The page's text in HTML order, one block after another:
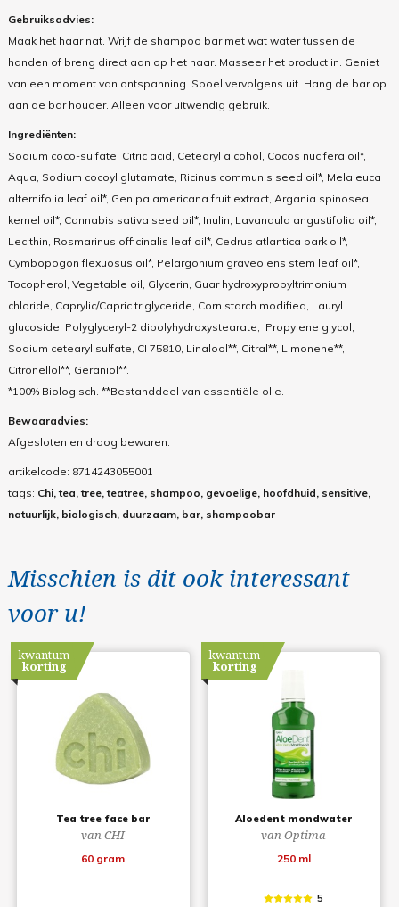
Gebruiksadvies:
Maak het haar nat. Wrijf de shampoo bar met wat water tussen de
handen of breng direct aan op het haar. Masseer het product in. Geniet
van een moment van ontspanning. Spoel vervolgens uit. Hang de bar op
aan de bar houder. Alleen voor uitwendig gebruik.
Ingrediënten:
Sodium coco-sulfate, Citric acid, Cetearyl alcohol, Cocos nucifera oil*,
Aqua, Sodium cocoyl glutamate, Ricinus communis seed oil*, Melaleuca
alternifolia leaf oil*, Genipa americana fruit extract, Argania spinosea
kernel oil*, Cannabis sativa seed oil*, Inulin, Lavandula angustifolia oil*,
Lecithin, Rosmarinus officinalis leaf oil*, Cedrus atlantica bark oil*,
Cymbopogon flexuosus oil*, Pelargonium graveolens stem leaf oil*,
Tocopherol, Vegetable oil, Glycerin, Guar hydroxypropyltrimonium
chloride, Caprylic/Capric triglyceride, Corn starch modified, Lauryl
glucoside, Polyglyceryl-2 dipolyhydroxystearate, Propylene glycol,
Sodium cetearyl sulfate, CI 75810, Linalool**, Citral**, Limonene**,
Citronellol**, Geraniol**.
*100% Biologisch. **Bestanddeel van essentiële olie.
Bewaaradvies:
Afgesloten en droog bewaren.
artikelcode: 8714243055001
tags: Chi, tea, tree, teatree, shampoo, gevoelige, hoofdhuid, sensitive,
natuurlijk, biologisch, duurzaam, bar, shampoobar
Misschien is dit ook interessant
voor u!
Tea tree face bar
van CHI
60 gram
kwantum
korting
Aloedent mondwater
van Optima
250 ml
kwantum
korting
5